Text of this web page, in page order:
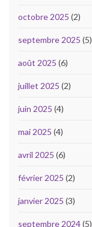
octobre 2025 (2)
septembre 2025 (5)
août 2025 (6)
juillet 2025 (2)
juin 2025 (4)
mai 2025 (4)
avril 2025 (6)
février 2025 (2)
janvier 2025 (3)
septembre 2024(5)